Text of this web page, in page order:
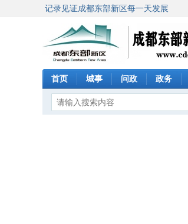
记录见证成都东部新区每一天发展
首页 城事 问政 政务